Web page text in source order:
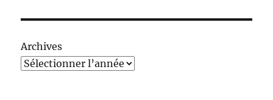
Archives